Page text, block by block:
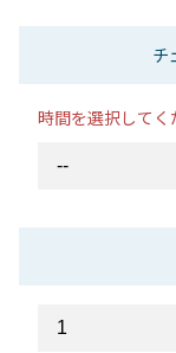
チ
時間を選択してく